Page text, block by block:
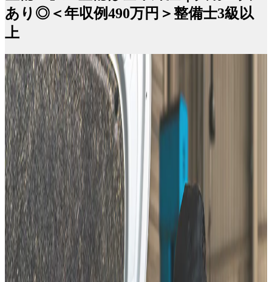
あり◎＜年収例490万円＞整備士3級以
上